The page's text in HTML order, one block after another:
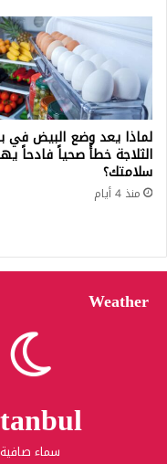
لماذا يعد وضع البيض في
الثلاجة خطأً صحياً فادحاً
سلامتك؟
منذ 4 أيام
Weather
سماء صافية